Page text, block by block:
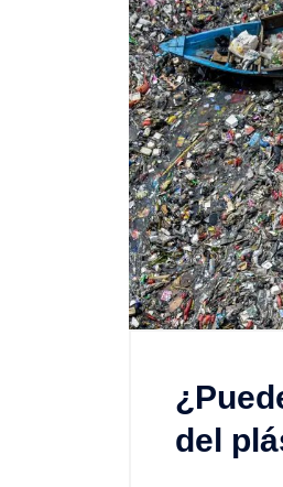
del